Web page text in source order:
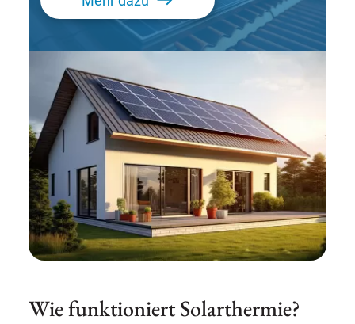
Wie funktioniert Solarthermie?